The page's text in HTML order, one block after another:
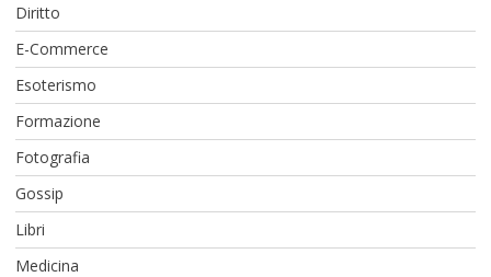
Diritto
E-Commerce
Esoterismo
Formazione
Fotografia
Gossip
Libri
Medicina